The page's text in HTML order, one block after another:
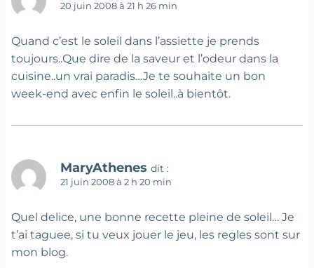
20 juin 2008 à 21 h 26 min
Quand c’est le soleil dans l’assiette je prends
toujours..Que dire de la saveur et l’odeur dans la
cuisine..un vrai paradis…Je te souhaite un bon
week-end avec enfin le soleil..à bientôt.
MaryAthenes dit :
21 juin 2008 à 2 h 20 min
Quel delice, une bonne recette pleine de soleil… Je
t’ai taguee, si tu veux jouer le jeu, les regles sont sur
mon blog.